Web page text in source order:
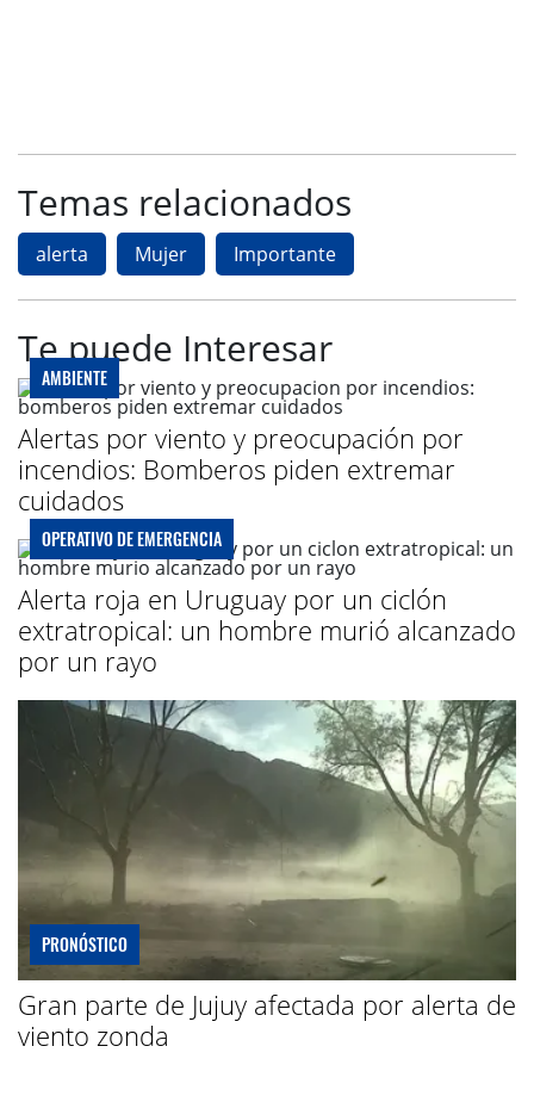
Temas relacionados
alerta Mujer Importante
Te puede Interesar
AMBIENTE
Alertas por viento y preocupación por
incendios: Bomberos piden extremar
cuidados
OPERATIVO DE EMERGENCIA
Alerta roja en Uruguay por un ciclón
extratropical: un hombre murió alcanzado
por un rayo
PRONÓSTICO
Gran parte de Jujuy afectada por alerta de
viento zonda